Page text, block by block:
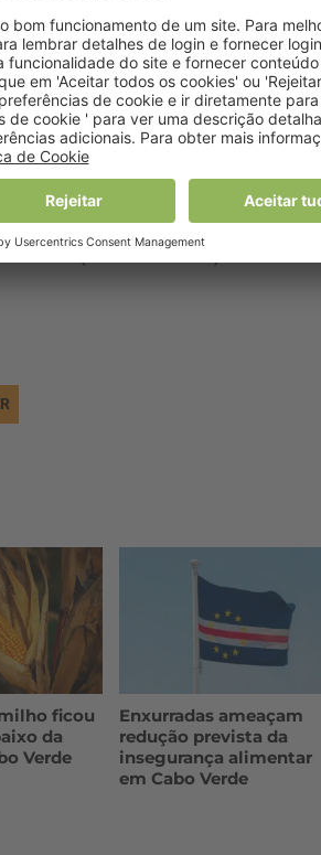
se como “um grave problema de
à alimentação ainda são uma
por mulheres (39%), mais do que as
(25% contra 18%).
ficou
da
Verde
Enxurradas ameaçam
redução prevista da
insegurança alimentar
em Cabo Verde